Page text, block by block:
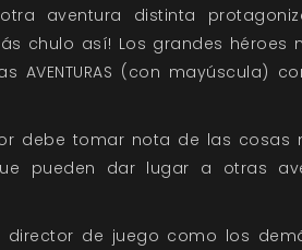
aventura distinta
chulo así! Los grandes héroes
AVENTURAS (con mayúscula)
debe tomar nota de las cosas
pueden dar lugar a otras
de juego como los